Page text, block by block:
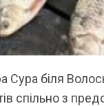
Сура біля
спільно з